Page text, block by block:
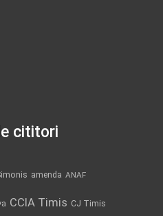
cititori
amenda ANAF
CCIA Timis CJ Timis